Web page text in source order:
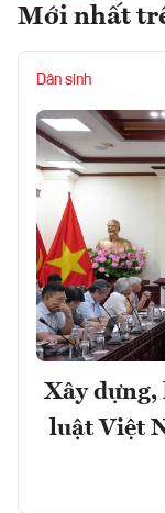
Mới nhất
Dân sinh
Xây dựng,
luật Việt